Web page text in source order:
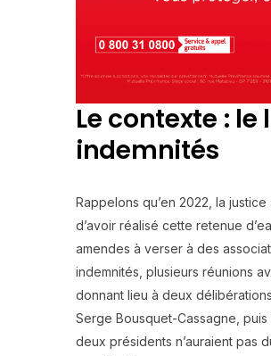
Le contexte :
indemnités
Rappelons qu’en 2022, la
d’avoir réalisé cette retenue
amendes à verser à des
indemnités, plusieurs réunions
donnant lieu à deux
Serge Bousquet-Cassagne,
deux présidents n’auraient pas